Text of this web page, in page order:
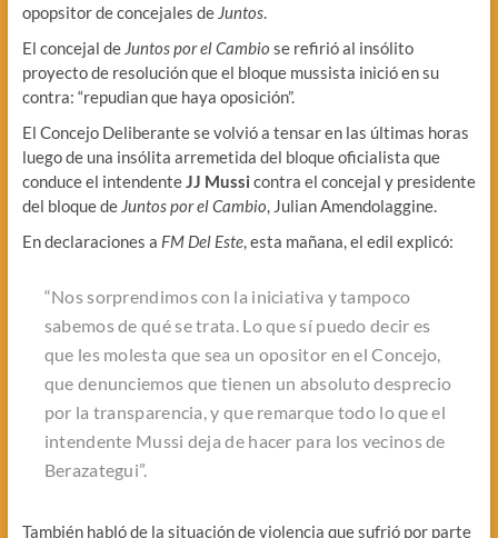
opopsitor de concejales de Juntos.
El concejal de Juntos por el Cambio se refirió al insólito
proyecto de resolución que el bloque mussista inició en su
contra: “repudian que haya oposición”.
El Concejo Deliberante se volvió a tensar en las últimas horas
luego de una insólita arremetida del bloque oficialista que
conduce el intendente JJ Mussi contra el concejal y presidente
del bloque de Juntos por el Cambio , Julian Amendolaggine.
En declaraciones a FM Del Este, esta mañana, el edil explicó:
“Nos sorprendimos con la iniciativa y tampoco
sabemos de qué se trata. Lo que sí puedo decir es
que les molesta que sea un opositor en el Concejo,
que denunciemos que tienen un absoluto desprecio
por la transparencia, y que remarque todo lo que el
intendente Mussi deja de hacer para los vecinos de
Berazategui”.
También habló de la situación de violencia que sufrió por parte